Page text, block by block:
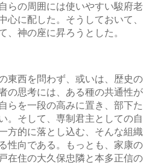
らの周囲には使いやすい駿府老
心に配した。そうしておいて、
、神の座に昇ろうとした。
東西を問わず、或いは、歴史の
の思考には、ある種の共通性が
らを一段の高みに置き、部下た
。そして、専制君主としての自
方的に落とし込む、そんな組織
性向である。もっとも、家康の
在住の大久保忠隣と本多正信の